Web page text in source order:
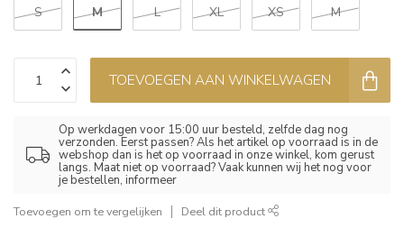
S M L XL XS M
TOEVOEGEN AAN WINKELWAGEN
Op werkdagen voor 15:00 uur besteld, zelfde dag nog
verzonden. Eerst passen? Als het artikel op voorraad is in de
webshop dan is het op voorraad in onze winkel, kom gerust
langs. Maat niet op voorraad? Vaak kunnen wij het nog voor
je bestellen, informeer
Toevoegen om te vergelijken Deel dit product